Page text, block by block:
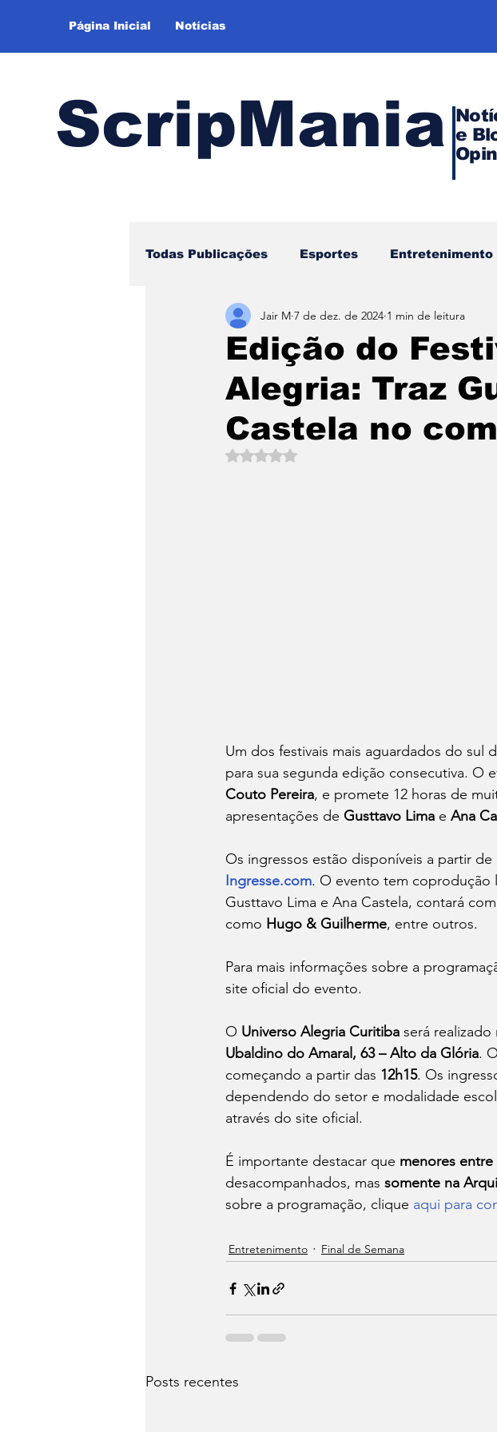
Página Inicial Notícias
ScripMania e
Todas Publicações Esportes Entretenimento
Hoje Tem Jogo Pipoca Garantida Saúde
Edição do
Alegria: Traz
Castela no
Jair M 7 de dez. de 2024 1 min de leitura
Avaliado com NaN de 5 estrelas.
Um dos festivais mais aguardados do sul
para sua segunda edição consecutiva. O
Couto Pereira, e promete 12 horas de
apresentações de Gusttavo Lima e Ana
Os ingressos estão disponíveis a partir de
Ingresse.com. O evento tem coprodução
Gusttavo Lima e Ana Castela, contará
como Hugo & Guilherme, entre outros.
Para mais informações sobre a
site oficial do evento.
O Universo Alegria Curitiba será realizado
Ubaldino do Amaral, 63 – Alto da Glória.
começando a partir das 12h15. Os
dependendo do setor e modalidade
através do site oficial.
É importante destacar que menores entre
desacompanhados, mas somente na
sobre a programação, clique aqui para
Entretenimento Final de Semana
Posts recentes